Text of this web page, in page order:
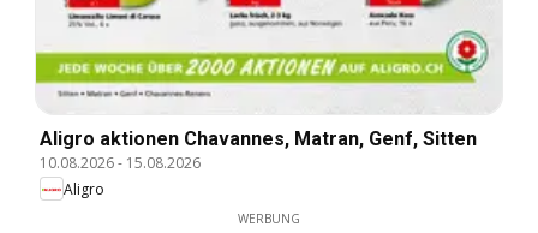
Aligro aktionen Chavannes, Matran, Genf, Sitten
10.08.2026- 15.08.2026
Aligro
WERBUNG